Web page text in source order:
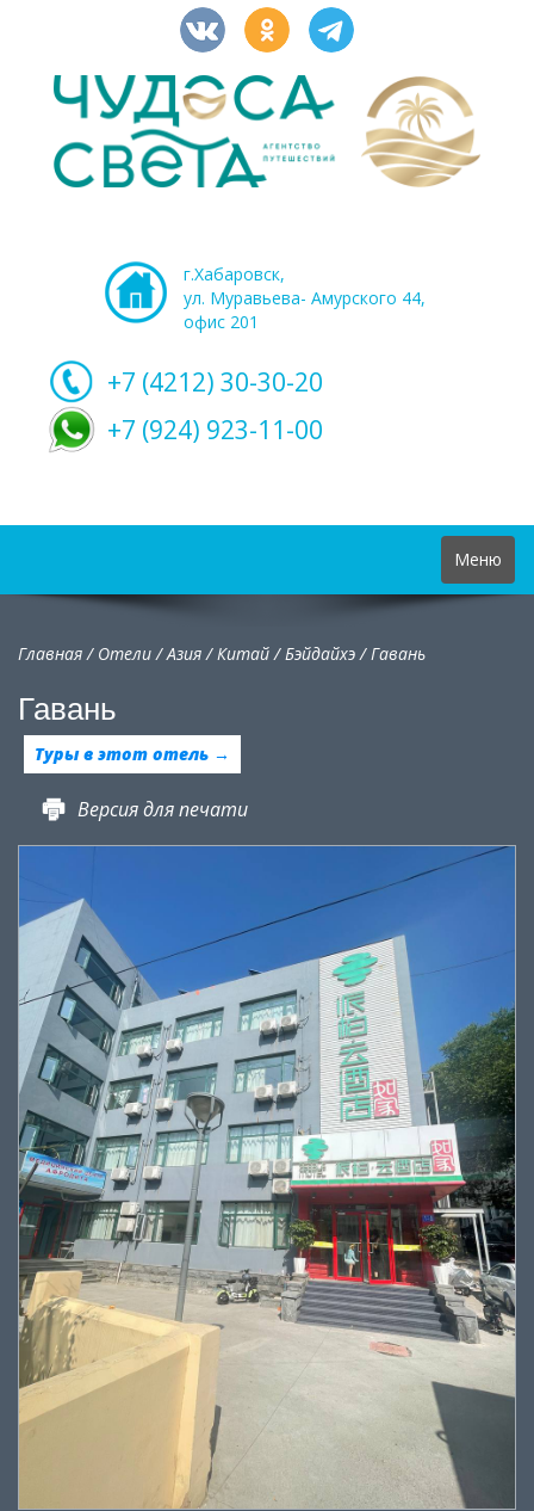
г.Хабаровск,
ул. Муравьева- Амурского 44,
офис 201
+7 (4212) 30-30-20
+7 (924) 923-11-00
Toggle
navigation
Меню
Главная/ Отели/Азия/Китай/Бэйдайхэ /Гавань
Гавань
Туры в этот отель →
Версия для печати